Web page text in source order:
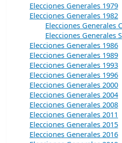
Elecciones Generales 1979
Elecciones Generales 1982
Elecciones Generales
Elecciones Generales
Elecciones Generales 1986
Elecciones Generales 1989
Elecciones Generales 1993
Elecciones Generales 1996
Elecciones Generales 2000
Elecciones Generales 2004
Elecciones Generales 2008
Elecciones Generales 2011
Elecciones Generales 2015
Elecciones Generales 2016